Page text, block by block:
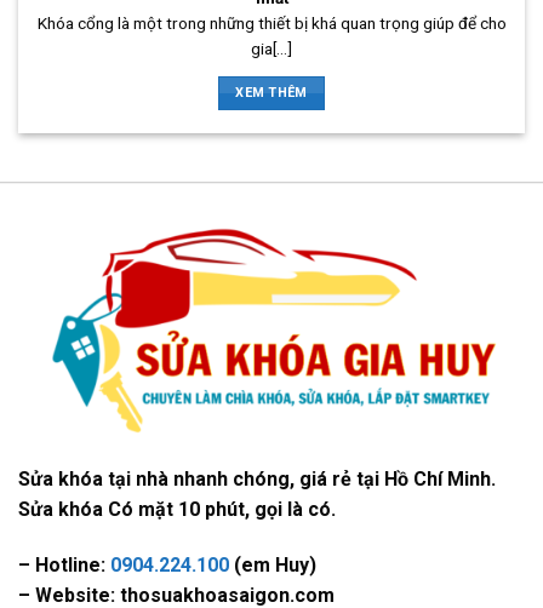
Khóa cổng là một trong những thiết bị khá quan trọng giúp để cho
gia[...]
XEM THÊM
Sửa khóa tại nhà nhanh chóng, giá rẻ tại Hồ Chí Minh.
Sửa khóa Có mặt 10 phút, gọi là có.
– Hotline: 0904.224.100 (em Huy)
– Website: thosuakhoasaigon.com